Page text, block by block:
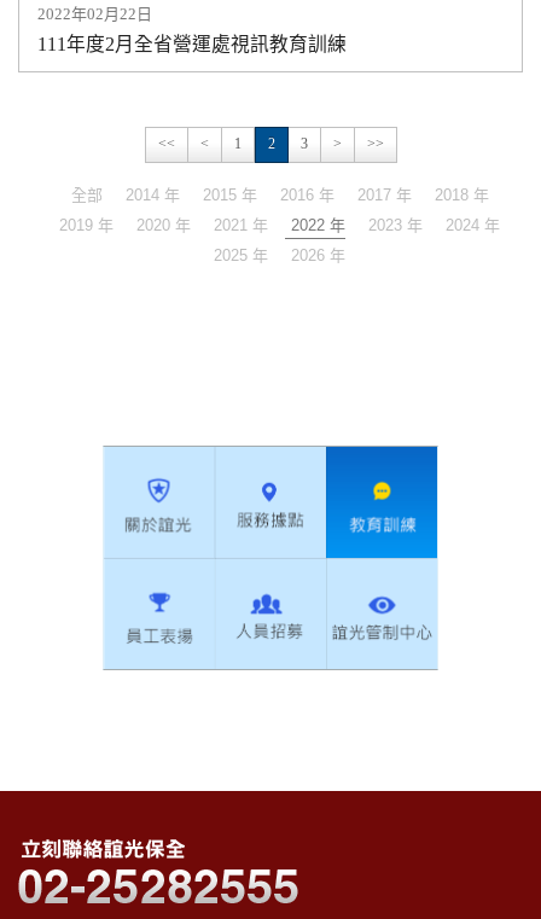
2022年02月22日
111年度2月全省營運處視訊教育訓練
<< < 1 2 3 > >>
全部 2014 年 2015 年 2016 年 2017 年
2018 年
2019 年
2020 年 2021 年 2022 年 2023 年
2024 年
2025 年
2026 年